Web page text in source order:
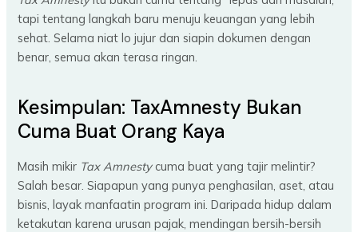
tapi tentang langkah baru menuju keuangan yang lebih
sehat. Selama niat lo jujur dan siapin dokumen dengan
benar, semua akan terasa ringan.
Kesimpulan: TaxAmnesty Bukan
Cuma Buat Orang Kaya
Masih mikir Tax Amnestycuma buat yang tajir melintir?
Salah besar. Siapapun yang punya penghasilan, aset, atau
bisnis, layak manfaatin program ini. Daripada hidup dalam
ketakutan karena urusan pajak, mendingan bersih-bersih